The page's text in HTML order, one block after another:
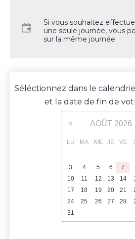
Si vous souhaitez
une seule journée, vous
sur la même journée.
Séléctionnez dans le
et la date de fin de
< AOÛT 2026
LU MA ME JE VE
3
4 5 6 7
10
11 12 13 14
17
18 19 20 21
24
25 26 27 28
31